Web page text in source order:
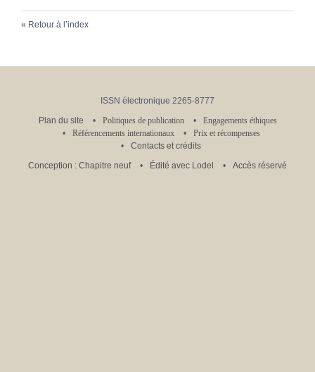
Retour à l’index
ISSN électronique 2265-8777
Plan du site
Politiques de publication
Engagements éthiques
Référencements internationaux
Prix et récompenses
Contacts et crédits
Conception : Chapitre neuf
Édité avec Lodel Accès réservé